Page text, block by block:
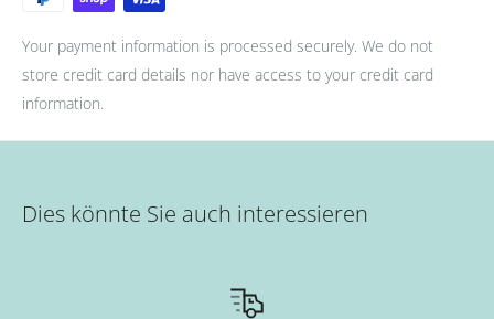
Your payment information is processed securely. We do not
store credit card details nor have access to your credit card
information.
Dies könnte Sie auch interessieren